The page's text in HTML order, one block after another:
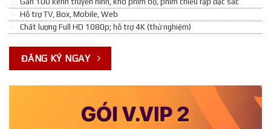
Hỗ trợ TV, Box, Mobile, Web
Chất lượng Full HD 1080p; hỗ trợ 4K (thử nghiệm)
ĐĂNG KÝ NGAY